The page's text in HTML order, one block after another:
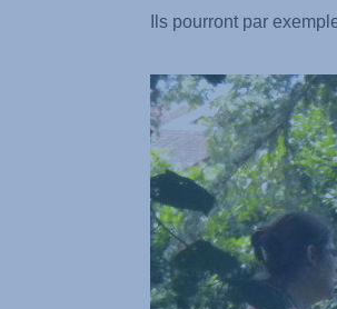
Ils pourront par